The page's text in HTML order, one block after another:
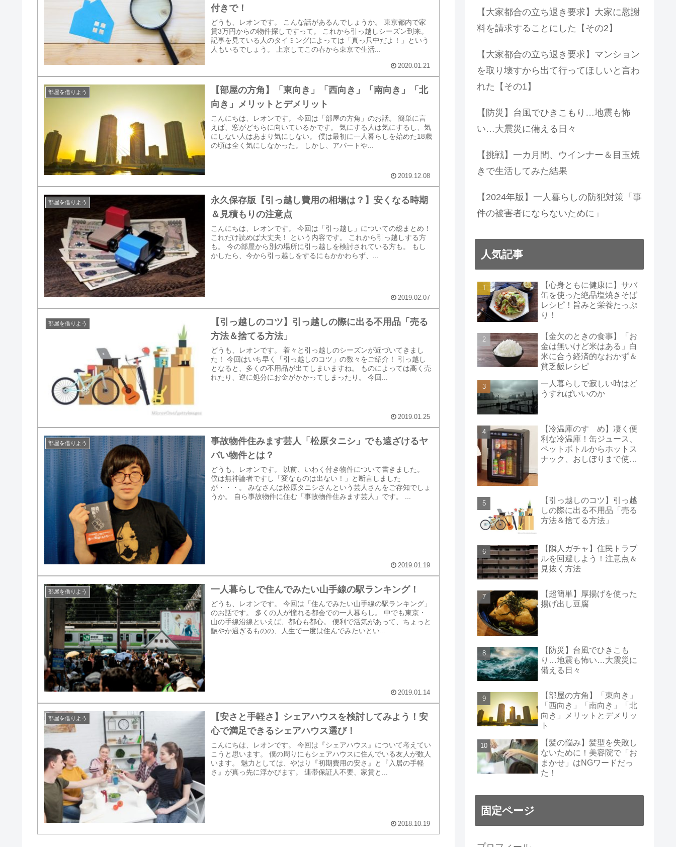
付きで！
どうも、レオンです。 こんな話があるんでしょうか。 東京都内で家
賃3万円からの物件探しですって。 これから引っ越しシーズン到来。
記事を見ている人のタイミングによっては「真っ只中だよ！」という
人もいるでしょう。 上京してこの春から東京で生活...
2020.01.21
部屋を借りよう
【部屋の方角】「東向き」「西向き」「南向き」「北
向き」メリットとデメリット
こんにちは、レオンです。 今回は「部屋の方角」のお話。 簡単に言
えば、窓がどちらに向いているかです。 気にする人は気にするし、気
にしない人はあまり気にしない。 僕は最初に一人暮らしを始めた18歳
の頃は全く気にしなかった。 しかし、アパートや...
2019.12.08
部屋を借りよう
永久保存版【引っ越し費用の相場は？】安くなる時期
＆見積もりの注意点
こんにちは、レオンです。 今回は「引っ越し」についての総まとめ！
これだけ読めば大丈夫！ という内容です。 これから引っ越しする方
も。 今の部屋から別の場所に引っ越しを検討されている方も。 もし
かしたら、今から引っ越しをするにもかかわらず、...
2019.02.07
部屋を借りよう
【引っ越しのコツ】引っ越しの際に出る不用品「売る
方法＆捨てる方法」
どうも、レオンです。 着々と引っ越しのシーズンが近づいてきまし
た！ 今回はいち早く「引っ越しのコツ」の数々をご紹介！ 引っ越し
となると、多くの不用品が出てしまいますね。 ものによっては高く売
れたり、逆に処分にお金がかかってしまったり。 今回...
2019.01.25
部屋を借りよう
事故物件住みます芸人「松原タニシ」でも遠ざけるヤ
バい物件とは？
どうも、レオンです。 以前、いわく付き物件について書きました。
僕は無神論者ですし「変なものは出ない！」と断言しました
が・・・。 みなさんは松原タニシさんという芸人さんをご存知でしょ
うか。 自ら事故物件に住む「事故物件住みます芸人」です。 ...
2019.01.19
部屋を借りよう 一人暮らしで住んでみたい山手線の駅ランキング！
どうも、レオンです。 今回は「住んでみたい山手線の駅ランキング」
のお話です。 多くの人が憧れる都会での一人暮らし。 中でも東京・
山の手線沿線といえば、都心も都心。 便利で活気があって、ちょっと
賑やか過ぎるものの、人生で一度は住んでみたいとい...
2019.01.14
部屋を借りよう
【安さと手軽さ】シェアハウスを検討してみよう！安
心で満足できるシェアハウス選び！
こんにちは、レオンです。 今回は『シェアハウス』について考えてい
こうと思います。 僕の周りにもシェアハウスに住んでいる友人が数人
います。 魅力としては、やはり『初期費用の安さ』と『入居の手軽
さ』が真っ先に浮かびます。 連帯保証人不要、家賃と...
2018.10.19
【大家都合の立ち退き要求】大家に慰謝
料を請求することにした【その2】
【大家都合の立ち退き要求】マンション
を取り壊すから出て行ってほしいと言わ
れた【その1】
【防災】台風でひきこもり…地震も怖
い…大震災に備える日々
【挑戦】一カ月間、ウインナー＆目玉焼
きで生活してみた結果
【2024年版】一人暮らしの防犯対策「事
件の被害者にならないために」
人気記事
【心身ともに健康に】サバ
缶を使った絶品塩焼きそば
レシピ！旨みと栄養たっぷ
り！
【金欠のときの食事】「お
金は無いけど米はある」白
米に合う経済的なおかず＆
貧乏飯レシピ
一人暮らしで寂しい時はど
うすればいいのか
【冷温庫のすゝめ】凄く便
利な冷温庫！缶ジュース、
ペットボトルからホットス
ナック、おしぼりまで使え
【引っ越しのコツ】引っ越
しの際に出る不用品「売る
方法＆捨てる方法」
【隣人ガチャ】住民トラブ
ルを回避しよう！注意点＆
見抜く方法
【超簡単】厚揚げを使った
揚げ出し豆腐
【防災】台風でひきこも
り…地震も怖い…大震災に
備える日々
【部屋の方角】「東向き」
「西向き」「南向き」「北
向き」メリットとデメリッ
ト
【髪の悩み】髪型を失敗し
ないために！美容院で「お
まかせ」はNGワードだっ
た！
固定ページ